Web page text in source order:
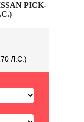
PICK-
Л.С.)